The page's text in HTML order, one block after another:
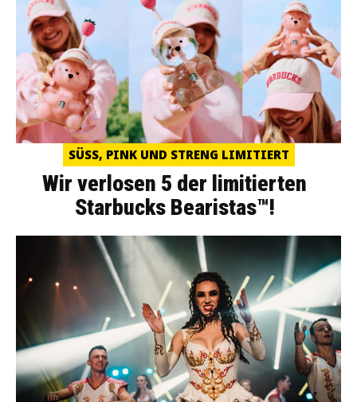
SÜSS, PINK UND STRENG LIMITIERT
Wir verlosen 5 der limitierten
Starbucks Bearistas™!